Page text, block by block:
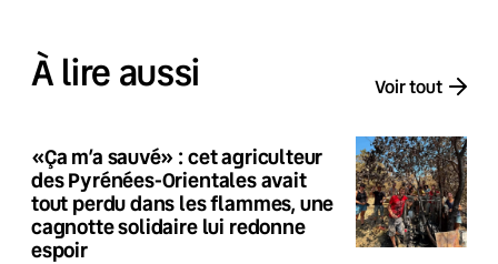
À lire aussi Voir tout
«Ça m’a sauvé» : cet agriculteur
des Pyrénées-Orientales avait
tout perdu dans les flammes, une
cagnotte solidaire lui redonne
espoir